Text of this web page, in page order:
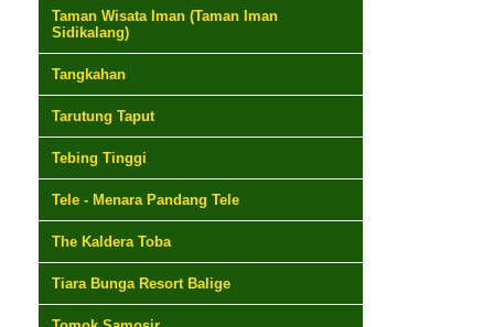
Taman Wisata Iman (Taman Iman
Sidikalang)
Tangkahan
Tarutung Taput
Tebing Tinggi
Tele - Menara Pandang Tele
The Kaldera Toba
Tiara Bunga Resort Balige